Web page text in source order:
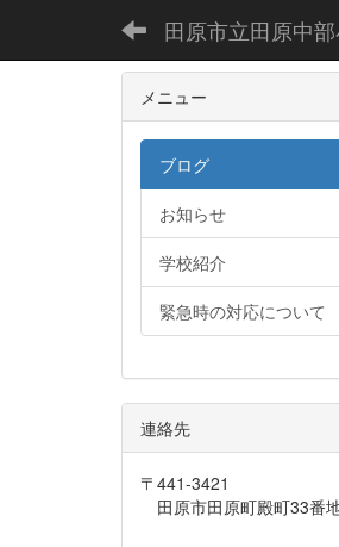
田原市立田原中
メニュー
ブログ
お知らせ
学校紹介
緊急時の対応について
連絡先
〒441-3421
田原市田原町殿町33番